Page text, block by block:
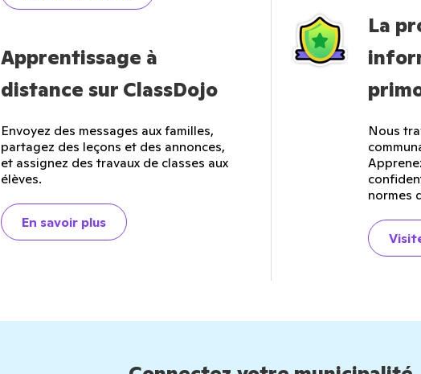
Apprentissage à
distance sur ClassDojo
Envoyez des messages aux familles,
partagez des leçons et des annonces,
et assignez des travaux de classes aux
élèves.
En savoir plus
La
Nous
normes